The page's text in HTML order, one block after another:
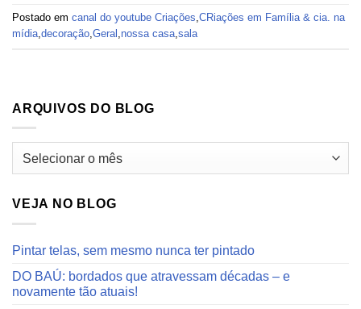
Postado em canal do youtube Criações CRiações em Família & cia. na
mídia decoração Geral nossa casa sala
ARQUIVOS DO BLOG
Arquivos
VEJA NO BLOG
Pintar telas, sem mesmo nunca ter pintado
DO BAÚ: bordados que atravessam décadas – e
novamente tão atuais!